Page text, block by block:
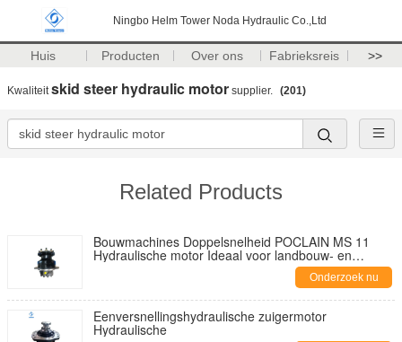
Ningbo Helm Tower Noda Hydraulic Co.,Ltd
Huis Producten Over ons Fabrieksreis >>
Kwaliteitskid steer hydraulic motor supplier. (201)
Related Products
Bouwmachines Doppelsnelheid POCLAIN MS 11
Hydraulische motor Ideaal voor landbouw- en
Onderzoek nu
Eenversnellingshydraulische zuigermotor
Hydraulische